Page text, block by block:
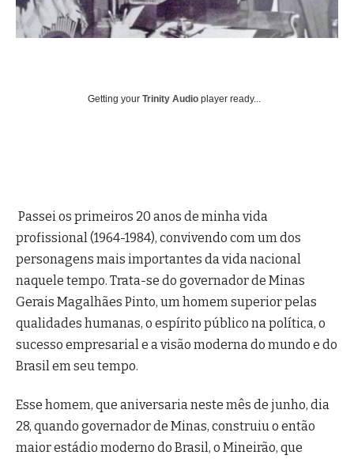
Getting your Trinity Audio player ready...
Passei os primeiros 20 anos de minha vida
profissional (1964-1984), convivendo com um dos
personagens mais importantes da vida nacional
naquele tempo. Trata-se do governador de Minas
Gerais Magalhães Pinto, um homem superior pelas
qualidades humanas, o espírito público na política, o
sucesso empresarial e a visão moderna do mundo e do
Brasil em seu tempo.
Esse homem, que aniversaria neste mês de junho, dia
28, quando governador de Minas, construiu o então
maior estádio moderno do Brasil, o Mineirão, que